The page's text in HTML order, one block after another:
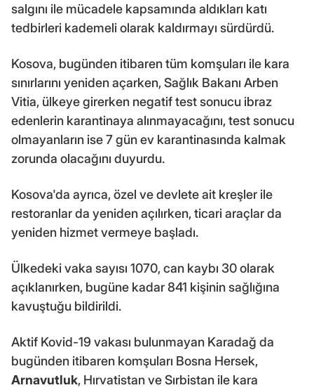
salgını ile mücadele kapsamında aldıkları katı
tedbirleri kademeli olarak kaldırmayı sürdürdü.
Kosova, bugünden itibaren tüm komşuları ile kara
sınırlarını yeniden açarken, Sağlık Bakanı Arben
Vitia, ülkeye girerken negatif test sonucu ibraz
edenlerin karantinaya alınmayacağını, test sonucu
olmayanların ise 7 gün ev karantinasında kalmak
zorunda olacağını duyurdu.
Kosova'da ayrıca, özel ve devlete ait kreşler ile
restoranlar da yeniden açılırken, ticari araçlar da
yeniden hizmet vermeye başladı.
Ülkedeki vaka sayısı 1070, can kaybı 30 olarak
açıklanırken, bugüne kadar 841 kişinin sağlığına
kavuştuğu bildirildi.
Aktif Kovid-19 vakası bulunmayan Karadağ da
bugünden itibaren komşuları Bosna Hersek,
Arnavutluk, Hırvatistan ve Sırbistan ile kara